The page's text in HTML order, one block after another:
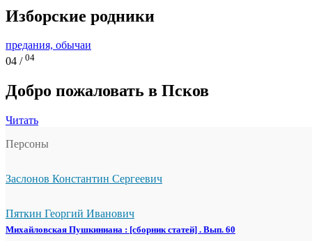
Изборские родники
предания, обычаи
04 / 04
Добро пожаловать в Псков
Читать
Персоны
Заслонов Константин Сергеевич
Пяткин Георгий Иванович
Михайловская Пушкиниана : [сборник статей] . Вып. 60